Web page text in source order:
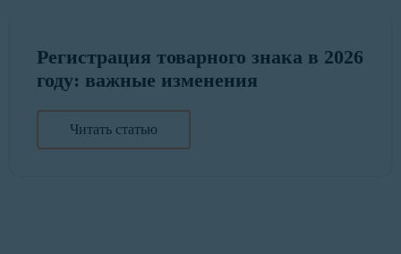
Регистрация товарного знака в 2026
году: важные изменения
Читать статью